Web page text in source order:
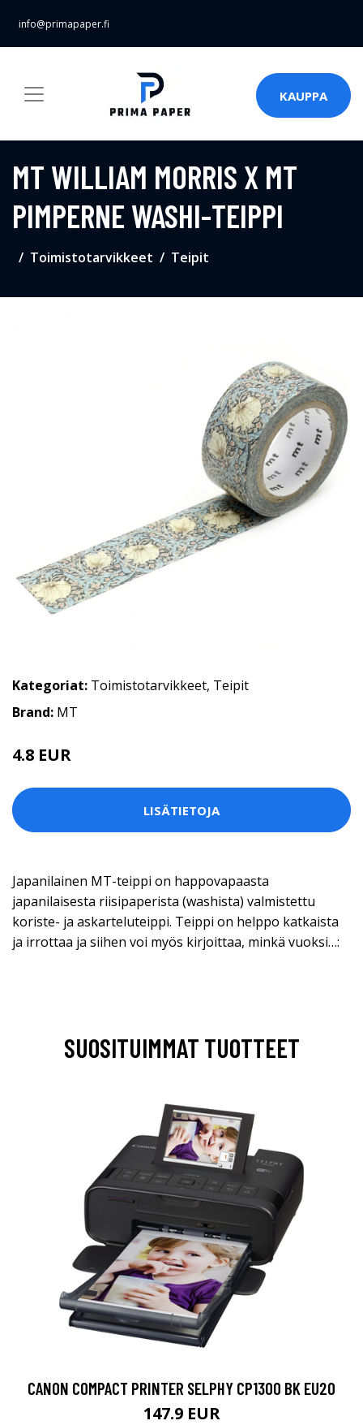
info@primapaper.fi
KAUPPA
MT WILLIAM MORRIS X MT
PIMPERNE WASHI-TEIPPI
Toimistotarvikkeet Teipit
Kategoriat: Toimistotarvikkeet, Teipit
Brand: MT
4.8 EUR
LISÄTIETOJA
Japanilainen MT-teippi on happovapaasta
japanilaisesta riisipaperista (washista) valmistettu
koriste- ja askarteluteippi. Teippi on helppo katkaista
ja irrottaa ja siihen voi myös kirjoittaa, minkä vuoksi…:
SUOSITUIMMAT TUOTTEET
CANON COMPACT PRINTER SELPHY CP1300 BK EU20
147.9 EUR